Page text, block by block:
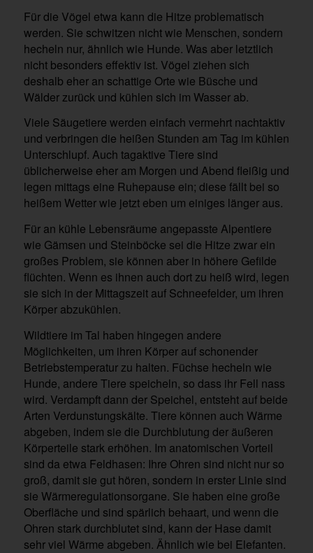
Für die Vögel etwa kann die Hitze problematisch
werden. Sie schwitzen nicht wie Menschen, sondern
hecheln nur, ähnlich wie Hunde. Was aber letztlich
nicht besonders effektiv ist. Vögel ziehen sich
deshalb eher an schattige Orte wie Büsche und
Wälder zurück und kühlen sich im Wasser ab.
Viele Säugetiere werden einfach vermehrt nachtaktiv
und verbringen die heißen Stunden am Tag im kühlen
Unterschlupf. Auch tagaktive Tiere sind
üblicherweise eher am Morgen und Abend fleißig und
legen mittags eine Ruhepause ein; diese fällt bei so
heißem Wetter wie jetzt eben um einiges länger aus.
Für an kühle Lebensräume angepasste Alpentiere
wie Gämsen und Steinböcke sei die Hitze zwar ein
großes Problem, sie können aber in höhere Gefilde
flüchten. Wenn es ihnen auch dort zu heiß wird, legen
sie sich in der Mittagszeit auf Schneefelder, um ihren
Körper abzukühlen.
Wildtiere im Tal haben hingegen andere
Möglichkeiten, um ihren Körper auf schonender
Betriebstemperatur zu halten. Füchse hecheln wie
Hunde, andere Tiere speicheln, so dass ihr Fell nass
wird. Verdampft dann der Speichel, entsteht auf beide
Arten Verdunstungskälte. Tiere können auch Wärme
abgeben, indem sie die Durchblutung der äußeren
Körperteile stark erhöhen. Im anatomischen Vorteil
sind da etwa Feldhasen: Ihre Ohren sind nicht nur so
groß, damit sie gut hören, sondern in erster Linie sind
sie Wärmeregulationsorgane. Sie haben eine große
Oberfläche und sind spärlich behaart, und wenn die
Ohren stark durchblutet sind, kann der Hase damit
sehr viel Wärme abgeben. Ähnlich wie bei Elefanten.